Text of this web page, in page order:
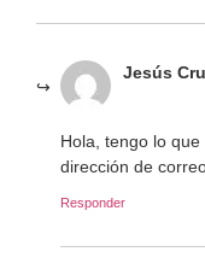
Jesús
Hola, tengo lo
dirección de
Responder